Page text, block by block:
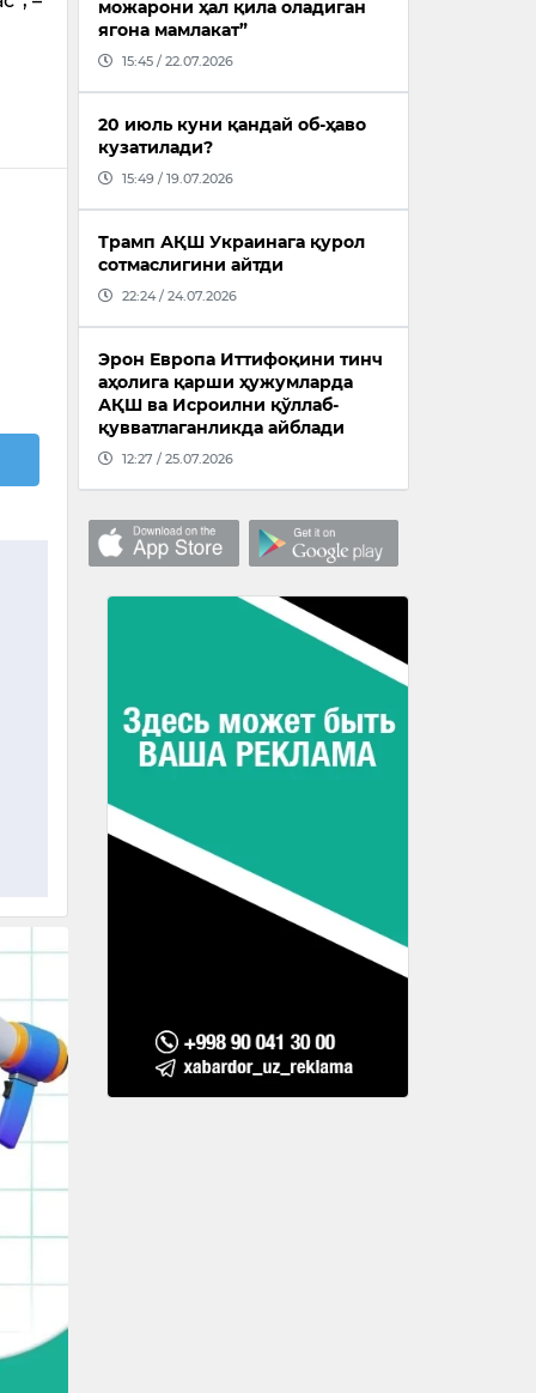
можарони ҳал қила оладиган
ягона мамлакат”
15:45 / 22.07.2026
20 июль куни қандай об-ҳаво
кузатилади?
15:49 / 19.07.2026
Трамп АҚШ Украинага қурол
сотмаслигини айтди
22:24 / 24.07.2026
Эрон Европа Иттифоқини тинч
аҳолига қарши ҳужумларда
АҚШ ва Исроилни қўллаб-
қувватлаганликда айблади
12:27 / 25.07.2026